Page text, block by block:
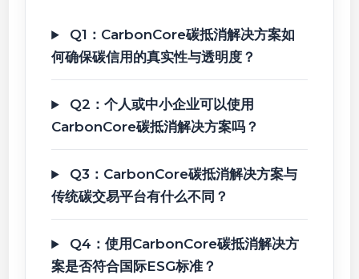
Q1：CarbonCore碳抵消解决方案如
何确保碳信用的真实性与透明度？
Q2：个人或中小企业可以使用
CarbonCore碳抵消解决方案吗？
Q3：CarbonCore碳抵消解决方案与
传统碳交易平台有什么不同？
Q4：使用CarbonCore碳抵消解决方
案是否符合国际ESG标准？